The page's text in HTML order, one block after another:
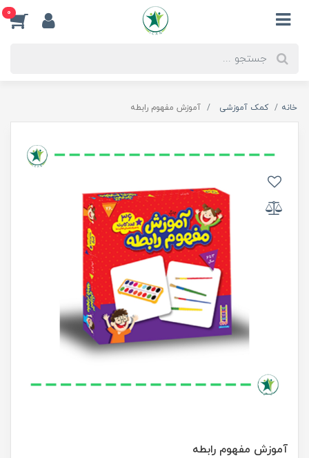
0
خانه کمک آموزشی آموزش مفهوم رابطه
آموزش مفهوم رابطه